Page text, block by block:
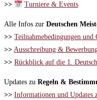
>>
Turniere & Events
Alle Infos zur Deutschen
>> Teilnahmebedingungen
>> Ausschreibung &
>> Rückblick auf die 1.
Updates zu Regeln &
>> Informationen und Updates